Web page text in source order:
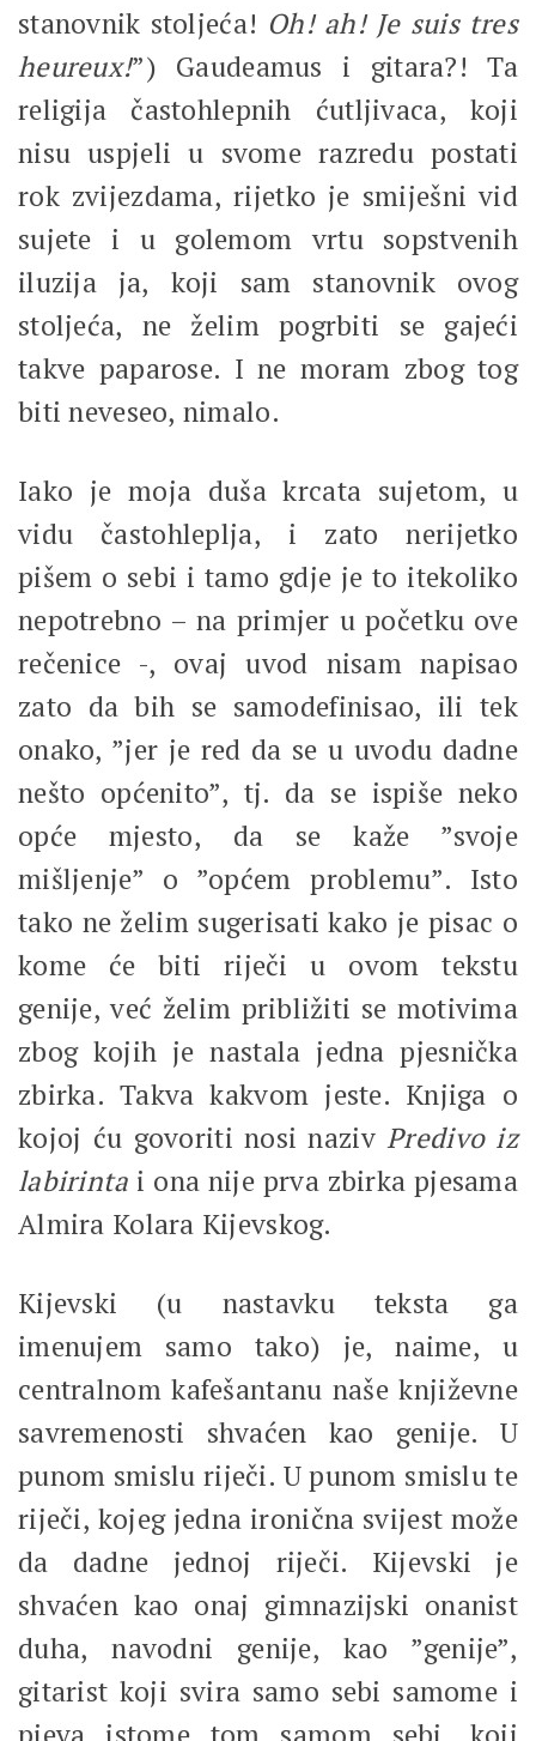
stanovnik stoljeća! Oh! ah! Je suis tres
heureux!”) Gaudeamus i gitara?! Ta
religija častohlepnih ćutljivaca, koji
nisu uspjeli u svome razredu postati
rok zvijezdama, rijetko je smiješni vid
sujete i u golemom vrtu sopstvenih
iluzija ja, koji sam stanovnik ovog
stoljeća, ne želim pogrbiti se gajeći
takve paparose. I ne moram zbog tog
biti neveseo, nimalo.
Iako je moja duša krcata sujetom, u
vidu častohleplja, i zato nerijetko
pišem o sebi i tamo gdje je to itekoliko
nepotrebno – na primjer u početku ove
rečenice -, ovaj uvod nisam napisao
zato da bih se samodefinisao, ili tek
onako, ”jer je red da se u uvodu dadne
nešto općenito”, tj. da se ispiše neko
opće mjesto, da se kaže ”svoje
mišljenje” o ”općem problemu”. Isto
tako ne želim sugerisati kako je pisac o
kome će biti riječi u ovom tekstu
genije, već želim približiti se motivima
zbog kojih je nastala jedna pjesnička
zbirka. Takva kakvom jeste. Knjiga o
kojoj ću govoriti nosi nazivPredivo iz
labirinta i ona nije prva zbirka pjesama
Almira Kolara Kijevskog.
Kijevski (u nastavku teksta ga
imenujem samo tako) je, naime, u
centralnom kafešantanu naše književne
savremenosti shvaćen kao genije. U
punom smislu riječi. U punom smislu te
riječi, kojeg jedna ironična svijest može
da dadne jednoj riječi. Kijevski je
shvaćen kao onaj gimnazijski onanist
duha, navodni genije, kao ”genije”,
gitarist koji svira samo sebi samome i